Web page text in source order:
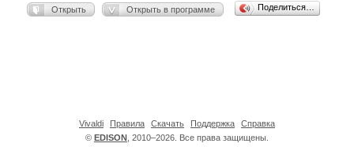
Открыть Открыть в программе Поделиться…
© EDISON , 2010–2026. Все права защищены.
Vivaldi Правила Скачать Поддержка Справка